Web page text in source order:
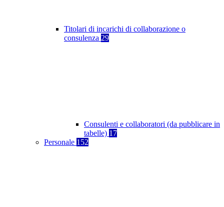
Titolari di incarichi di collaborazione o
consulenza 29
Consulenti e collaboratori (da pubblicare in
tabelle) 17
Personale 152